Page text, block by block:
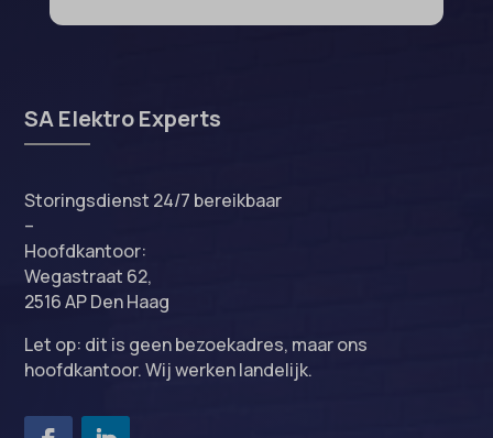
SA Elektro Experts
Storingsdienst 24/7 bereikbaar
–
Hoofdkantoor:
Wegastraat 62,
2516 AP Den Haag
Let op: dit is geen bezoekadres, maar ons
hoofdkantoor. Wij werken landelijk.